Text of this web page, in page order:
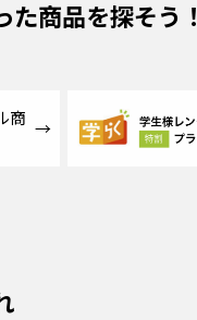
た商品を探そう！
商